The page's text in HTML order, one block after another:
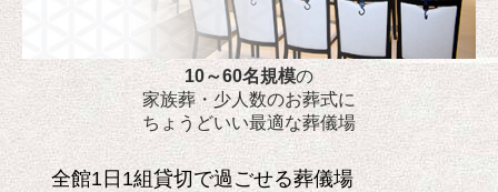
10～60名規模の
家族葬・少人数のお葬式に
ちょうどいい最適な葬儀場
全館1日1組貸切で過ごせる葬儀場